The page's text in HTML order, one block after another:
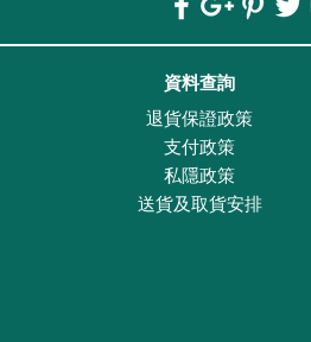
資料查詢
退貨保證政策
支付政策
私隱政策
送貨及取貨安排